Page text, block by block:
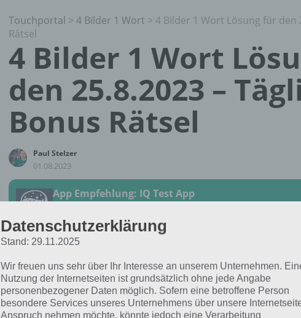
Touchportal > 4 Bilder 1 Wort > 4 Bilder 1 Wort Lösung für den
Rätsel
4 Bilder 1 Wort
den 25.8.2023 –
Bonus Rätsel
Paul Stelzer
01.08.2023
App Empfehlung: IQ Test App
JETZT KOSTENLOS HERUNTERLADEN
Die Lösung für das tägliche BONUS Rätsel vom 25.8.2023
2023 in 4 Bilder 1 Wort. Wenn du dort aktuell feststeckst,
SCHÄDEL
Datenschutzerklärung
Stand: 29.11.2025
Wir freuen uns sehr über Ihr Interesse an unserem Unternehmen.
Nutzung der Internetseiten ist grundsätzlich ohne jede Angabe
personenbezogener Daten möglich. Sofern eine betroffene Person
besondere Services unseres Unternehmens über unsere
Anspruch nehmen möchte, könnte jedoch eine Verarbeitung